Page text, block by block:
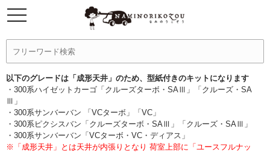
以下のグレードは「成形天井」のため、型紙付きのキットになります
・300系ハイゼットカーゴ「クルーズターボ・SAⅢ」「クルーズ・SA
Ⅲ」
・300系サンバーバン 「VCターボ」「VC」
・300系ピクシスバン「クルーズターボ・SAⅢ」「クルーズ・SAⅢ」
・300系サンバーバン「VCターボ・VC・ディアス」
※「成形天井」とは天井が内張りとなり 荷室上部に「ユースフルナッ